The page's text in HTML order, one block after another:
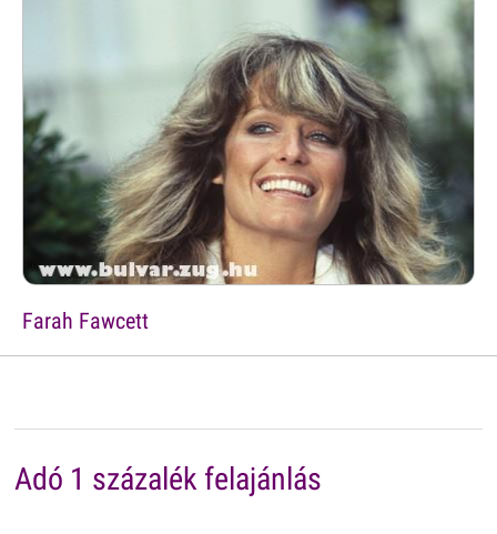
Farah Fawcett
Adó 1 százalék felajánlás